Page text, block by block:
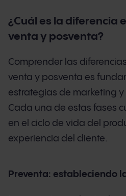
¿Cuál es la diferencia
venta y posventa?
Comprender las
venta y posventa es
estrategias de marketing y
Cada una de estas fases
en el ciclo de vida del
experiencia del cliente.
Preventa: estableciendo